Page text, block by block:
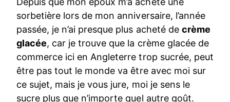
sorbetière lors de mon anniversaire, l’année
passée, je n’ai presque plus acheté de crème
glacée, car je trouve que la crème glacée de
commerce ici en Angleterre trop sucrée, peut
être pas tout le monde va être avec moi sur
ce sujet, mais je vous jure, moi je sens le
sucre plus que n’importe quel autre goût.